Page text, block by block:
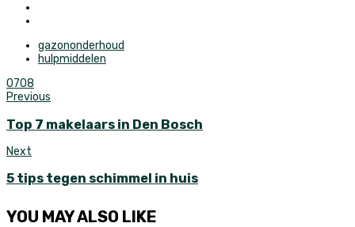
gazononderhoud
hulpmiddelen
0708
Previous
Top 7 makelaars in Den Bosch
Next
5 tips tegen schimmel in huis
YOU MAY ALSO LIKE